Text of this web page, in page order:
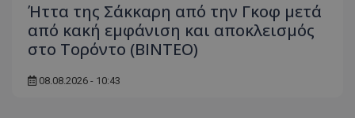
Ήττα της Σάκκαρη από την Γκοφ μετά
από κακή εμφάνιση και αποκλεισμός
στο Τορόντο (ΒΙΝΤΕΟ)
08.08.2026 - 10:43